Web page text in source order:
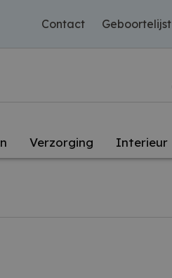
Contact Geboortelijst
Verzorging Interieur